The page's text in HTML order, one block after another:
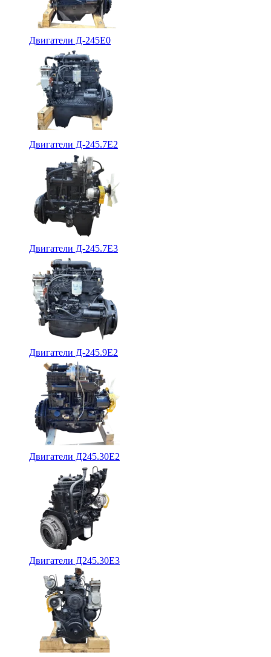
Двигатели Д-245Е0
Двигатели Д-245.7Е2
Двигатели Д-245.7Е3
Двигатели Д-245.9Е2
Двигатели Д245.30Е2
Двигатели Д245.30Е3